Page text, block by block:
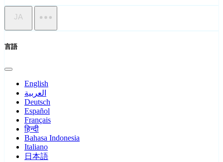
JA
言語
English
العربية
Deutsch
Español
Français
हिन्दी
Bahasa Indonesia
Italiano
日本語